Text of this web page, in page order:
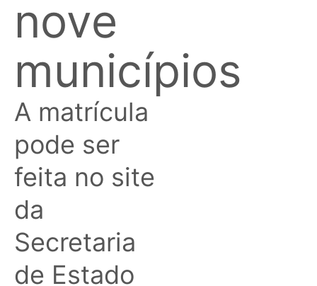
nove
municípios
A matrícula
pode ser
feita no site
da
Secretaria
de Estado